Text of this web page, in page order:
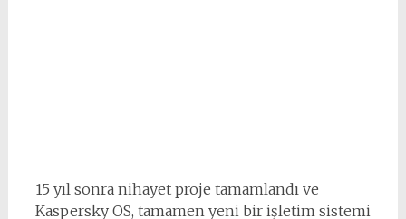
15 yıl sonra nihayet proje tamamlandı ve
Kaspersky OS, tamamen yeni bir işletim sistemi